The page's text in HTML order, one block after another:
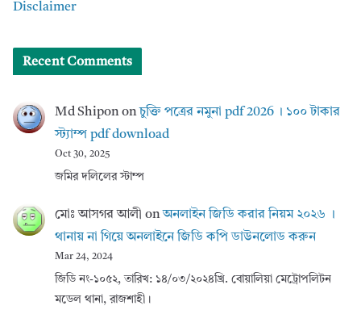
Disclaimer
Recent Comments
Md Shipononচুক্তি পত্রের নমুনা pdf 2026 । ১০০ টাকার
স্ট্যাম্প pdf download
Oct 30, 2025
জমির দলিলের স্টাম্প
মোঃ আসগর আলী onঅনলাইন জিডি করার নিয়ম ২০২৬ ।
থানায় না গিয়ে অনলাইনে জিডি কপি ডাউনলোড করুন
Mar 24, 2024
জিডি নং-১০৫২, তারিখ: ১৪/০৩/২০২৪খ্রি. বোয়ালিয়া মেট্রোপলিটন
মডেল থানা, রাজশাহী।